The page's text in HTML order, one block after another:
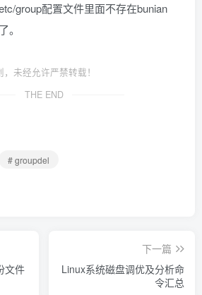
group配置文件里面不存在bunian
。
，未经允许严禁转载！
THE END
# groupdel
文件
下一篇
Linux系统磁盘调优及分析命
令汇总